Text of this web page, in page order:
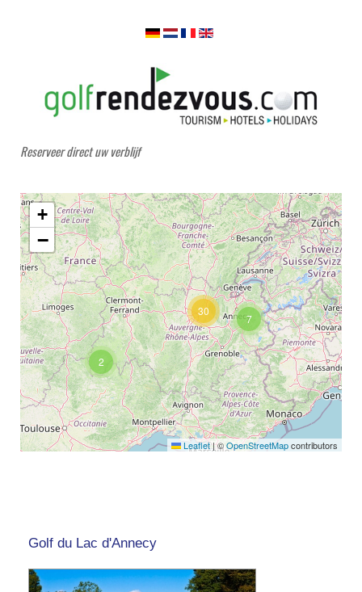
Reserveer direct uw verblijf
7
2
30
+
−
Leaflet |©OpenStreetMapcontributors
Golf du Lac d'Annecy